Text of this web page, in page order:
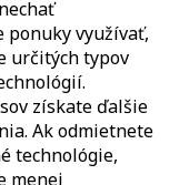
ponuky využívať,
určitých typov
získate ďalšie
Ak odmietnete
technológie,
menej